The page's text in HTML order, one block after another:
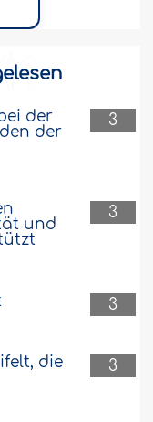
3
der
der
3
und
3
3
die